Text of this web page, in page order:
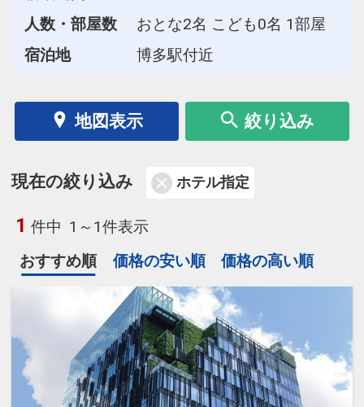
人数・部屋数
おとな2名 こども0名 1部屋
宿泊地
博多駅付近
地図表示 絞り込み
現在の絞り込み ホテル指定
1 件中 1～1件表示
おすすめ順
価格の安い順 価格の高い順